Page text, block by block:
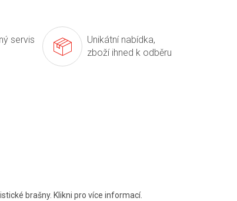
servis
Unikátní nabídka,
zboží ihned k odběru
brašny. Klikni pro více informací.